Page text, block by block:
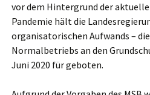
Rheinschulkindern für
unsere neuen I-
Dötzchen
Erkrankungen
Beurlaubungen
So kommen Sie zu uns
Medien
Gesundheits- &
Bewegung
Gute gesunde Schule
Schulfest
vor dem Hintergrund der
Pandemie hält die
organisatorischen Aufwands –
Normalbetriebs an den
Juni 2020 für geboten.